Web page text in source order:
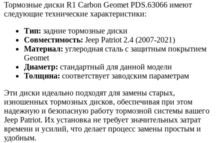
Тормозные диски R1 Carbon Geomet PDS.63066 имеют
следующие технические характеристики:
Тип: задние тормозные диски
Совместимость: Jeep Patriot 2.4 (2007-2021)
Материал: углеродная сталь с защитным покрытием
Geomet
Диаметр: стандартный для данной модели
Толщина: соответствует заводским параметрам
Эти диски идеально подходят для замены старых,
изношенных тормозных дисков, обеспечивая при этом
надежную и безопасную работу тормозной системы вашего
Jeep Patriot. Их установка не требует значительных затрат
времени и усилий, что делает процесс замены простым и
удобным.